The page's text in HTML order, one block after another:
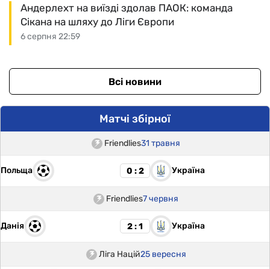
6 серпня 22:59
Андерлехт на виїзді здолав ПАОК: команда
Сікана на шляху до Ліги Європи
Всі новини
Матчі збірної
Friendlies31 травня
Польща 0 : 2 Україна
Friendlies7 червня
Данія 2 : 1 Україна
Ліга Націй25 вересня